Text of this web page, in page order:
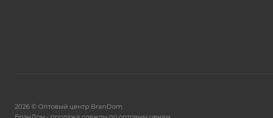
2026 © Оптовый центр BranDom